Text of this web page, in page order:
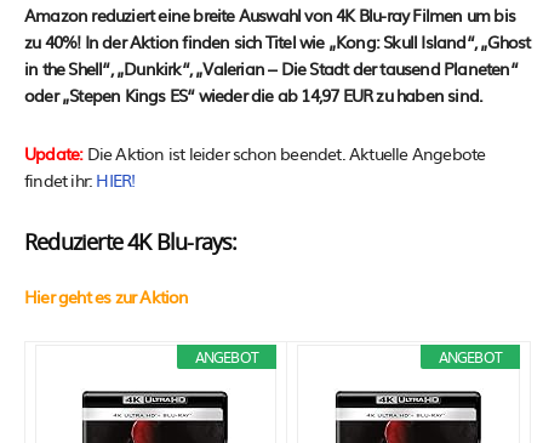
Amazon reduziert eine breite Auswahl von 4K Blu-ray Filmen um bis
zu 40%! In der Aktion finden sich Titel wie „Kong: Skull Island“, „Ghost
in the Shell“, „Dunkirk“, „Valerian – Die Stadt der tausend Planeten“
oder „Stepen Kings ES“ wieder die ab 14,97 EUR zu haben sind.
Update: Die Aktion ist leider schon beendet. Aktuelle Angebote
findet ihr: HIER!
Reduzierte 4K Blu-rays:
Hier geht es zur Aktion
ANGEBOT ANGEBOT